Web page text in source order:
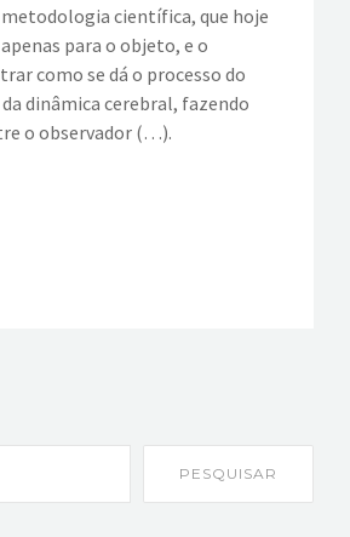
científica, que hoje
para o objeto, e o
como se dá o processo do
dinâmica cerebral, fazendo
o observador (…).
PESQUISAR